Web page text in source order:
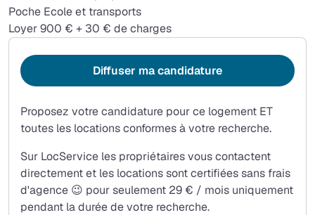
Poche Ecole et transports
Loyer 900 € + 30 € de charges
Proposez votre candidature pour ce logement ET
toutes les locations conformes à votre recherche.
Sur LocService les propriétaires vous contactent
directement et les locations sont certifiées sans frais
d'agence 😉 pour seulement 29 € / mois uniquement
pendant la durée de votre recherche.
Diffuser ma candidature